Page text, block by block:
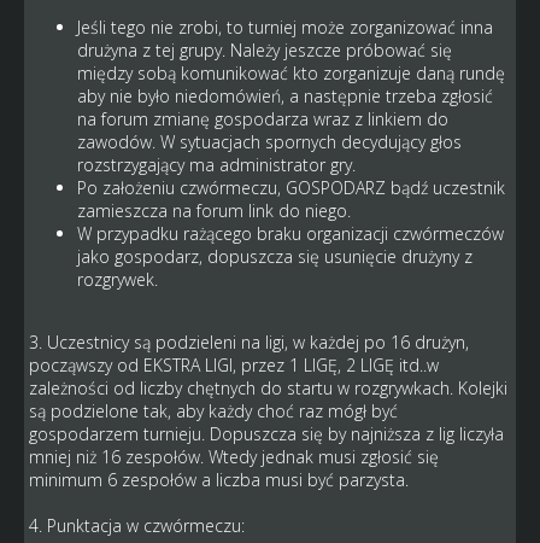
Jeśli tego nie zrobi, to turniej może zorganizować inna
drużyna z tej grupy. Należy jeszcze próbować się
między sobą komunikować kto zorganizuje daną rundę
aby nie było niedomówień, a następnie trzeba zgłosić
na forum zmianę gospodarza wraz z linkiem do
zawodów. W sytuacjach spornych decydujący głos
rozstrzygający ma administrator gry.
Po założeniu czwórmeczu, GOSPODARZ bądź uczestnik
zamieszcza na forum link do niego.
W przypadku rażącego braku organizacji czwórmeczów
jako gospodarz, dopuszcza się usunięcie drużyny z
rozgrywek.
3. Uczestnicy są podzieleni na ligi, w każdej po 16 drużyn,
począwszy od EKSTRA LIGI, przez 1 LIGĘ, 2 LIGĘ itd..w
zależności od liczby chętnych do startu w rozgrywkach. Kolejki
są podzielone tak, aby każdy choć raz mógł być
gospodarzem turnieju. Dopuszcza się by najniższa z lig liczyła
mniej niż 16 zespołów. Wtedy jednak musi zgłosić się
minimum 6 zespołów a liczba musi być parzysta.
4. Punktacja w czwórmeczu: